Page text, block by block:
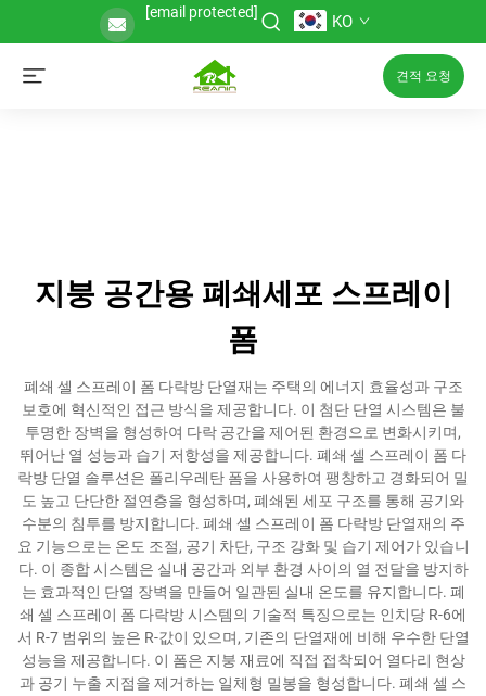
[email protected] KO
견적 요청
지붕 공간용 폐쇄세포 스프레이
폼
폐쇄 셀 스프레이 폼 다락방 단열재는 주택의 에너지 효율성과 구조
보호에 혁신적인 접근 방식을 제공합니다. 이 첨단 단열 시스템은 불
투명한 장벽을 형성하여 다락 공간을 제어된 환경으로 변화시키며,
뛰어난 열 성능과 습기 저항성을 제공합니다. 폐쇄 셀 스프레이 폼 다
락방 단열 솔루션은 폴리우레탄 폼을 사용하여 팽창하고 경화되어 밀
도 높고 단단한 절연층을 형성하며, 폐쇄된 세포 구조를 통해 공기와
수분의 침투를 방지합니다. 폐쇄 셀 스프레이 폼 다락방 단열재의 주
요 기능으로는 온도 조절, 공기 차단, 구조 강화 및 습기 제어가 있습니
다. 이 종합 시스템은 실내 공간과 외부 환경 사이의 열 전달을 방지하
는 효과적인 단열 장벽을 만들어 일관된 실내 온도를 유지합니다. 폐
쇄 셀 스프레이 폼 다락방 시스템의 기술적 특징으로는 인치당 R-6에
서 R-7 범위의 높은 R-값이 있으며, 기존의 단열재에 비해 우수한 단열
성능을 제공합니다. 이 폼은 지붕 재료에 직접 접착되어 열다리 현상
과 공기 누출 지점을 제거하는 일체형 밀봉을 형성합니다. 폐쇄 셀 스